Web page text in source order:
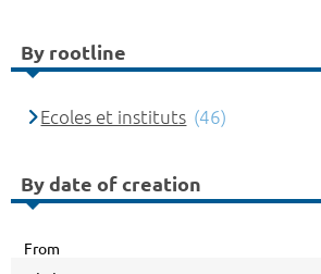
By rootline
Ecoles et instituts (46)
By date of creation
From